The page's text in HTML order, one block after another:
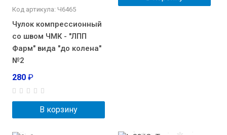
Код артикула: Ч6465
Чулок компрессионный
со швом ЧМК - "ЛПП
Фарм" вида "до колена"
№2
280 ₽
В корзину